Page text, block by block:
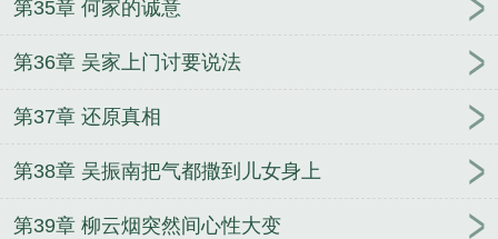
第35章 何家的诚意
第36章 吴家上门讨要说法
第37章 还原真相
第38章 吴振南把气都撒到儿女身上
第39章 柳云烟突然间心性大变